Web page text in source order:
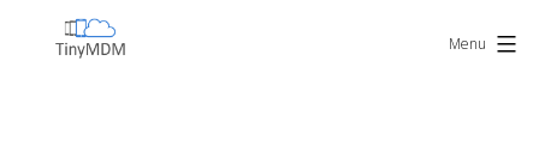
TinyMDM Menu